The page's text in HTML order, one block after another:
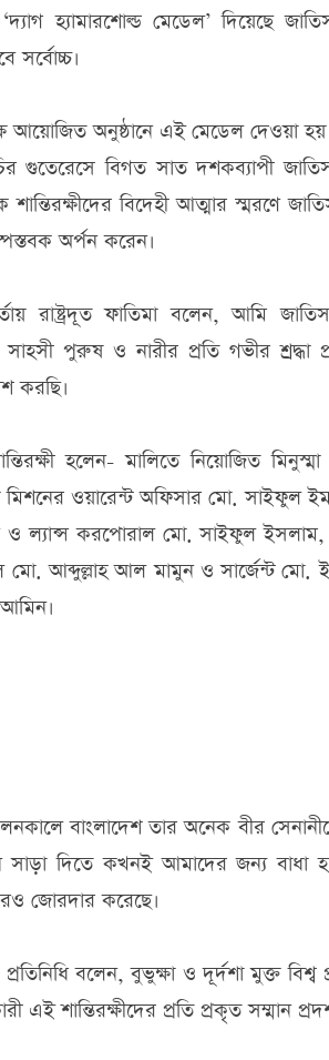
হ্যামারশোল্ড মেডেল’ দিয়েছে
সর্বোচ্চ।
আয়োজিত অনুষ্ঠানে এই মেডেল দেওয়া
গুতেরেসে বিগত সাত দশকব্যাপী
বিদেহী আত্মার স্মরণে
অর্পন করেন।
রাষ্ট্রদূত ফাতিমা বলেন, আমি
পুরুষ ও নারীর প্রতি গভীর শ্রদ্ধা
করছি।
হলেন- মালিতে নিয়োজিত
ওয়ারেন্ট অফিসার মো. সাইফুল
ল্যান্স করপোরাল মো. সাইফুল ইসলাম,
মো. আব্দুল্লাহ আল মামুন ও সার্জেন্ট মো.
বাংলাদেশ তার অনেক বীর
দিতে কখনই আমাদের জন্য বাধা
জোরদার করেছে।
বলেন, বুভুক্ষা ও দূর্দশা মুক্ত বিশ্ব
শান্তিরক্ষীদের প্রতি প্রকৃত সম্মান